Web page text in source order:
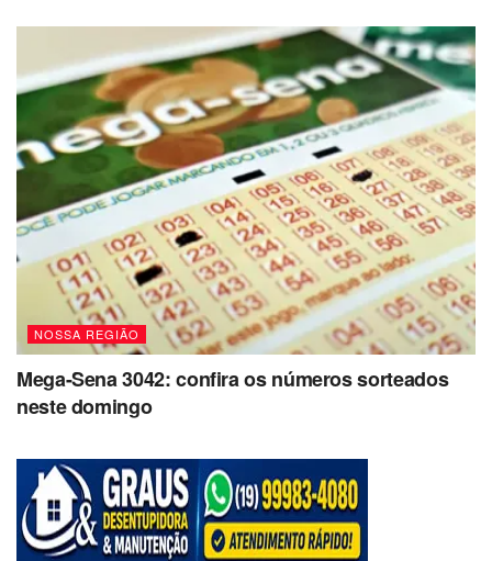
NOSSA REGIÃO
Mega-Sena 3042: confira os números sorteados
neste domingo